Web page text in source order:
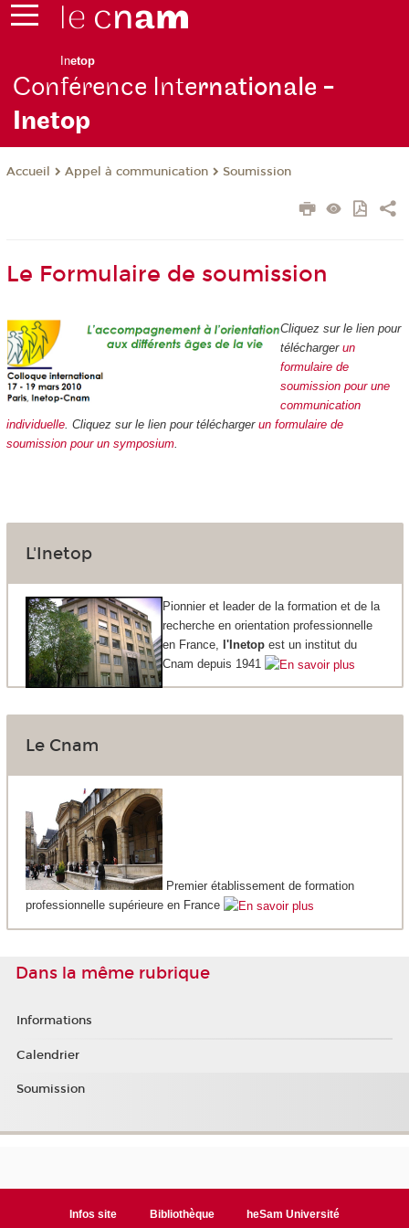
Inetop
Conférence Internationale -
Inetop
Accueil Appel à communication Soumission
Le Formulaire de soumission
Cliquez sur le lien pour
télécharger un
formulaire de
soumission pour une
communication
individuelle. Cliquez sur le lien pour télécharger un formulaire de
soumission pour un symposium.
L'Inetop
Pionnier et leader de la formation et de la
recherche en orientation professionnelle
en France, l'Inetopest un institut du
Cnam depuis 1941
Le Cnam
Premier établissement de formation
professionnelle supérieure en France
Dans la même rubrique
Informations
Calendrier
Soumission
Infos site Bibliothèque heSam Université